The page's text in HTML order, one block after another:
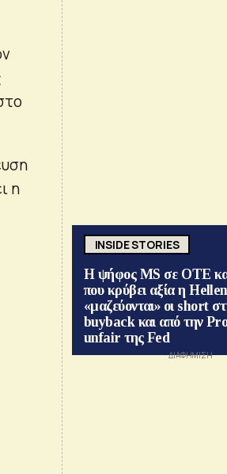
η
INSIDE STORIES
Η ψήφος MS σε ΟΤΕ
που κρύβει αξία η
«μαζεύονται» οι short
buyback και από την
unfair της Fed